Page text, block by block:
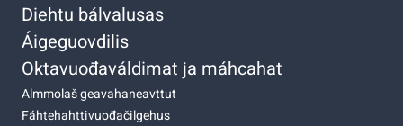
Diehtu bálvalusas
Áigeguovdilis
Oktavuođaváldimat ja máhcahat
Almmolaš geavahaneavttut
Fáhtehahttivuođačilgehus